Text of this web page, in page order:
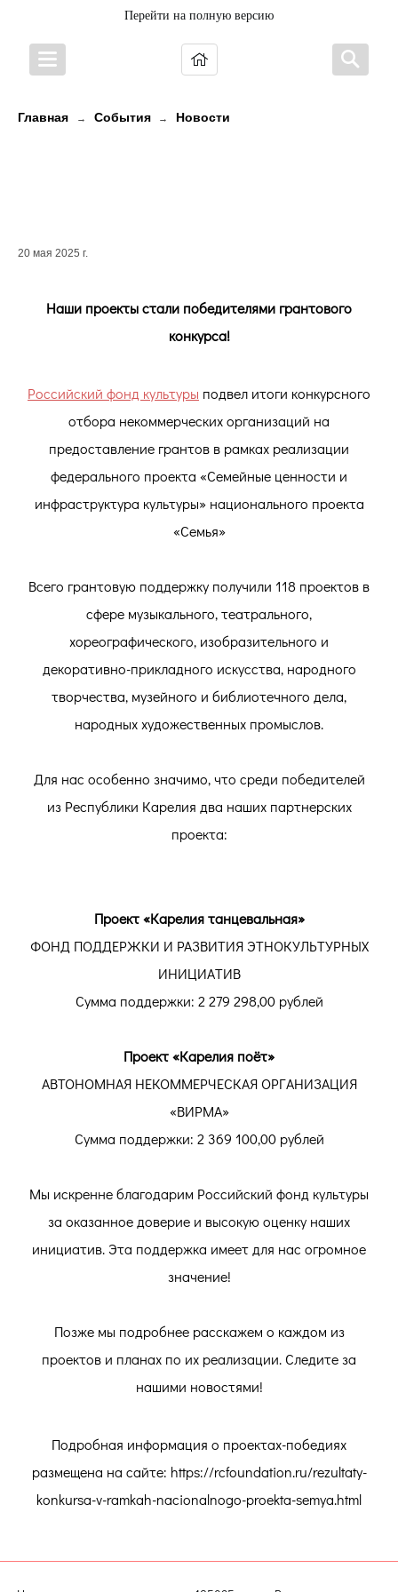
Перейти на полную версию
Главная → События → Новости
20 мая 2025 г.
Наши проекты стали победителями грантового
конкурса!
Российский фонд культуры подвел итоги конкурсного
отбора некоммерческих организаций на
предоставление грантов в рамках реализации
федерального проекта «Семейные ценности и
инфраструктура культуры» национального проекта
«Семья»
Всего грантовую поддержку получили 118 проектов в
сфере музыкального, театрального,
хореографического, изобразительного и
декоративно-прикладного искусства, народного
творчества, музейного и библиотечного дела,
народных художественных промыслов.
Для нас особенно значимо, что среди победителей
из Республики Карелия два наших партнерских
проекта:
Проект «Карелия танцевальная»
ФОНД ПОДДЕРЖКИ И РАЗВИТИЯ ЭТНОКУЛЬТУРНЫХ
ИНИЦИАТИВ
Сумма поддержки: 2 279 298,00 рублей
Проект «Карелия поёт»
АВТОНОМНАЯ НЕКОММЕРЧЕСКАЯ ОРГАНИЗАЦИЯ
«ВИРМА»
Сумма поддержки: 2 369 100,00 рублей
Мы искренне благодарим Российский фонд культуры
за оказанное доверие и высокую оценку наших
инициатив. Эта поддержка имеет для нас огромное
значение!
Позже мы подробнее расскажем о каждом из
проектов и планах по их реализации. Следите за
нашими новостями!
Подробная информация о проектах-победиях
размещена на сайте: https://rcfoundation.ru/rezultaty-
konkursa-v-ramkah-nacionalnogo-proekta-semya.html